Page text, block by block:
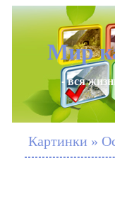
Мир
- вся
Картинки »